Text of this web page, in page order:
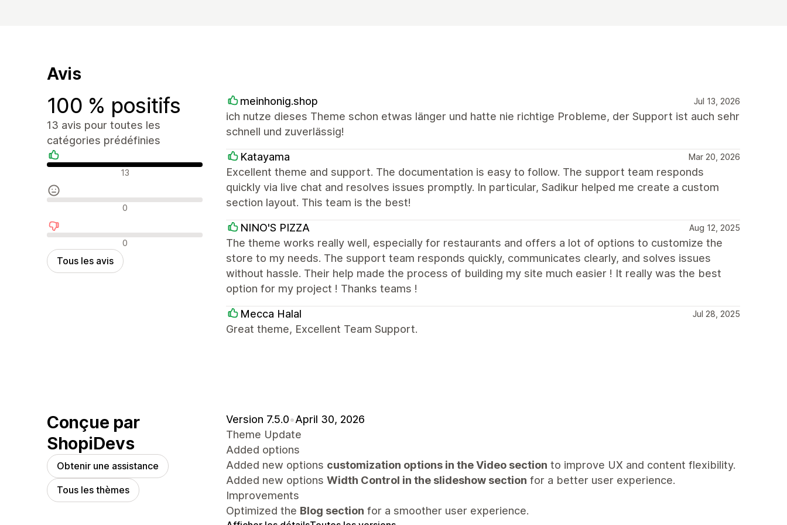
Avis
100 % positifs
13 avis pour toutes les
catégories prédéfinies
Avis positifs 13
Avis neutres 0
Avis négatifs 0
Tous les avis
meinhonig.shop Jul 13, 2026
ich nutze dieses Theme schon etwas länger und hatte nie richtige Probleme, der Support ist auch sehr
schnell und zuverlässig!
Katayama Mar 20, 2026
Excellent theme and support. The documentation is easy to follow. The support team responds
quickly via live chat and resolves issues promptly. In particular, Sadikur helped me create a custom
section layout. This team is the best!
NINO'S PIZZA Aug 12, 2025
The theme works really well, especially for restaurants and offers a lot of options to customize the
store to my needs. The support team responds quickly, communicates clearly, and solves issues
without hassle. Their help made the process of building my site much easier ! It really was the best
option for my project ! Thanks teams !
Mecca Halal Jul 28, 2025
Great theme, Excellent Team Support.
Conçue par
ShopiDevs
Obtenir une assistance
Tous les thèmes
Version 7.5.0•April 30, 2026
Theme Update
Added options
Added new options customization options in the Video section to improve UX and content flexibility.
Added new options Width Control in the slideshow section for a better user experience.
Improvements
Optimized the Blog section for a smoother user experience.